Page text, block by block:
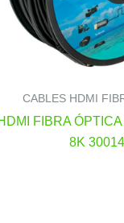
CABLES HDMI
FIBRA
8K